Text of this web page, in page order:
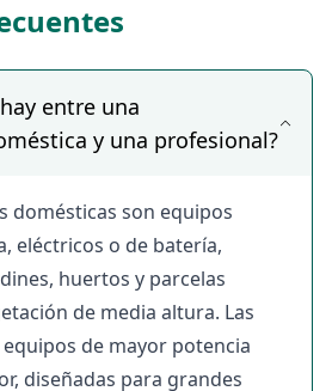
anunciante.
disponibles por días o
de negociar precio,
y condiciones directamente con
en
entre una
y una profesional?
domésticas son equipos
eléctricos o de batería,
huertos y parcelas
de media altura. Las
de mayor potencia
diseñadas para grandes